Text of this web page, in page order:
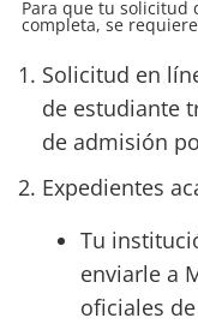
Para que tu solicitud
completa, se
Solicitud en
de estudiante
de admisión
Expedientes
Tu
enviarle a
oficiales